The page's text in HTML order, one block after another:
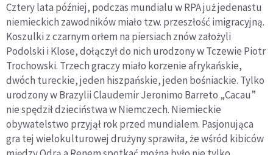
Cztery lata później, podczas mundialu w RPA już jedenastu
niemieckich zawodników miało tzw. przeszłość imigracyjną.
Koszulki z czarnym orłem na piersiach znów założyli
Podolski i Klose, dołączył do nich urodzony w Tczewie Piotr
Trochowski. Trzech graczy miało korzenie afrykańskie,
dwóch tureckie, jeden hiszpańskie, jeden bośniackie. Tylko
urodzony w Brazylii Claudemir Jeronimo Barreto „Cacau”
nie spędził dzieciństwa w Niemczech. Niemieckie
obywatelstwo przyjął rok przed mundialem. Pasjonująca
gra tej wielokulturowej drużyny sprawiła, że wśród kibiców